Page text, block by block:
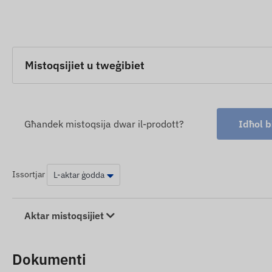
Mistoqsijiet u tweġibiet
Għandek mistoqsija dwar il-prodott? Idħol
Issortjar
Aktar mistoqsijiet
Dokumenti